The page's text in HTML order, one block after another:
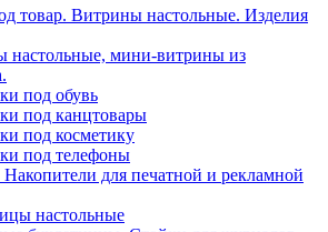
товар. Витрины настольные. Изделия
настольные, мини-витрины из
под обувь
под канцтовары
под косметику
под телефоны
для печатной и рекламной
настольные